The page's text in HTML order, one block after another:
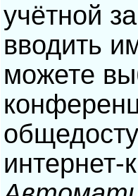
учётной
вводить
можете
интернет-